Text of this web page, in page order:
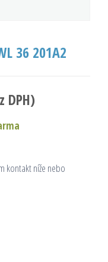
36 201A2
DPH)
kontakt níže nebo